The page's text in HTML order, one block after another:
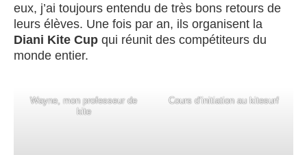
eux, j’ai toujours entendu de très bons retours de
leurs élèves. Une fois par an, ils organisent la
Diani Kite Cup qui réunit des compétiteurs du
monde entier.
Wayne, mon professeur de
kite
Cours d’initiation au kitesurf